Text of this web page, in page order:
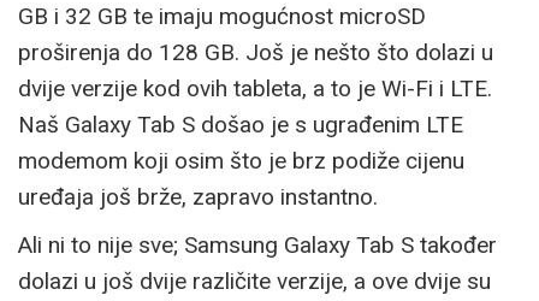
GB i 32 GB te imaju mogućnost microSD
proširenja do 128 GB. Još je nešto što dolazi u
dvije verzije kod ovih tableta, a to je Wi-Fi i LTE.
Naš Galaxy Tab S došao je s ugrađenim LTE
modemom koji osim što je brz podiže cijenu
uređaja još brže, zapravo instantno.
Ali ni to nije sve; Samsung Galaxy Tab S također
dolazi u još dvije različite verzije, a ove dvije su